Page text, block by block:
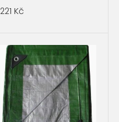
221 Kč